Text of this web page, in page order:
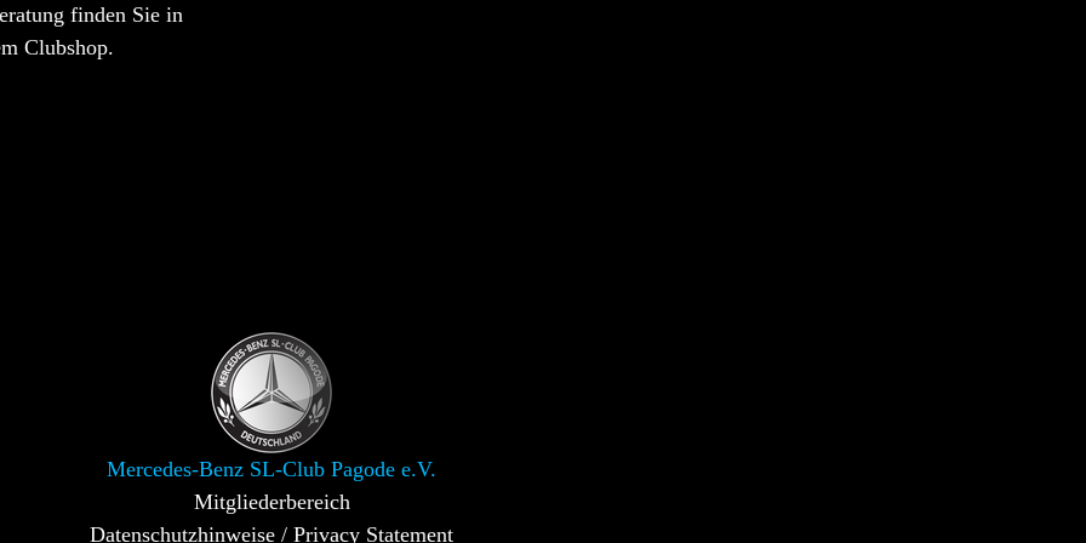
finden Sie in
Clubshop.
Mercedes-Benz SL-Club Pagode e.V.
Mitgliederbereich
Datenschutzhinweise / Privacy Statement